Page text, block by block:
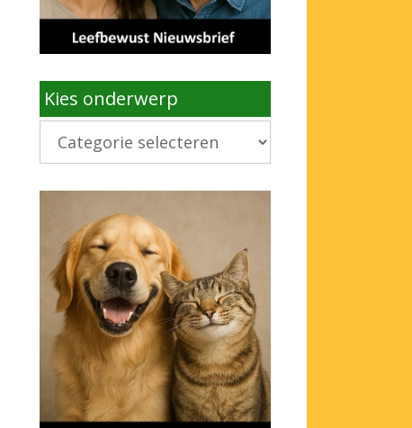
Kies onderwerp
Kies
onderwerp